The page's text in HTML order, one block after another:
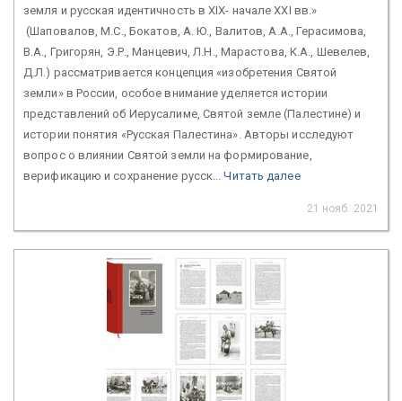
земля и русская идентичность в XIX- начале XXI вв.»
(Шаповалов, М.С., Бокатов, А. Ю., Валитов, А.А., Герасимова,
В.А., Григорян, Э.Р., Манцевич, Л.Н., Марастова, К.А., Шевелев,
Д.Л.) рассматривается концепция «изобретения Святой
земли» в России, особое внимание уделяется истории
представлений об Иерусалиме, Святой земле (Палестине) и
истории понятия «Русская Палестина». Авторы исследуют
вопрос о влиянии Святой земли на формирование,
верификацию и сохранение русск...Читать далее
21 нояб. 2021